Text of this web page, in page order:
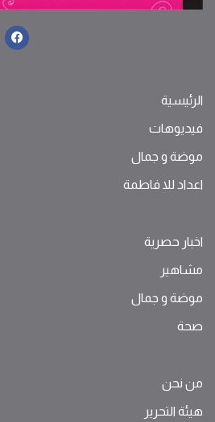
الرئيسية
فيديوهات
موضة ‫و‬ ‫‬‫جمال‬
اعداد للا فاطمة
اخبار حصرية
مشاهير
موضة ‫و‬ ‫‬‫جمال‬
صحة
من نحن
هيئة التحرير